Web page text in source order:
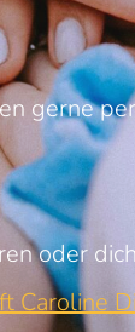
gerne
oder
Caroline